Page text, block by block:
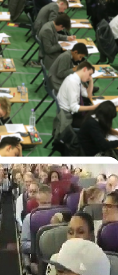
Sydney ยื่นเสนอ
หว่างการสอบเข้า
ยมสอบเข้ามหาวิทยาลัยขอ
มเครียด และ ความกดดันสูง
การเตรียมตัวเข้าสอบ เพื่อที่
มมาได้เต็มที่ทันทีที่สัญญาณ
บที่เด็กที่ Sydney มันจะไม่
เรียนหญิงล้วน Kambala
ามหาวิทยาลัยโดยการ
ทอร์เน็ทในการทำข้อสอบได้
ะไม่อนุญาตให้นักเรียนนำ
ได้ แต่ Shane Hogan
อนระบบสอบเข้า
ด้รับการปรับปรุง ไปตามรูป
วว่า หากเราต้องการ
ก็ควรจะให้พวกเขาได้ใช้
ด้ในการทำงานจริงๆ ด้วย
ห้องสอบมันไม่ได้เกี่ยวข้อง
กแสดง The Lion
นทั้งคณะ ?
อสเตรเลีย เมื่อคณะนัก
นเครื่องบินพร้อมกันทั้งคณะ
ระสานเสียงกันสดๆในเพลง